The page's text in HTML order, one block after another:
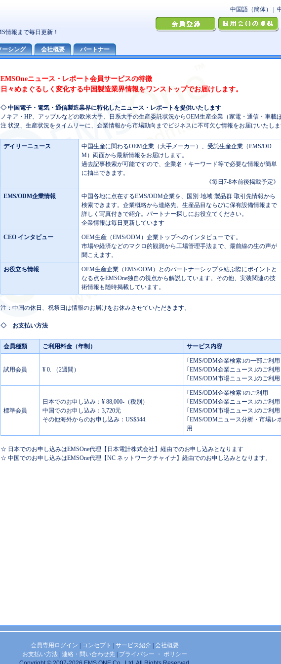
EMSOneニュース・レポート会員サービスの特徴
日々めまぐるしく変化する中国製造業界情報をワンストップでお届けします。
◇ 中国電子・電気・通信製造業界に特化したニュース・レポートを提供いたします
ノキア・HP、アップルなどの欧米大手、日系大手の生産委託状況からOEM生産企業（家電・通信・車載
注 状況、生産状況をタイムリーに、企業情報から市場動向までビジネスに不可欠な情報をお届けいたしま
デイリーニュース
中国生産に関わるOEM企業（大手メーカー）、受託生産企業（EMS/OD
M）両面から最新情報をお届けします。
過去記事検索が可能ですので、企業名・キーワード等で必要な情報が簡単
に抽出できます。
《毎日7-8本前後掲載予定》
EMS/ODM企業情報
中国各地に点在するEMS/ODM企業を、国別·地域·製品群·取引先情報から
検索できます。企業概略から連絡先、生産品目ならびに保有設備情報まで
詳しく写真付きで紹介。パートナー探しにお役立てください。
企業情報は毎日更新しています
CEO インタビュー
OEM生産（EMS/ODM）企業トップへのインタビューです。
市場や経済などのマクロ的観測から工場管理手法まで、最前線の生の声が
聞こえます。
お役立ち情報
OEM生産企業（EMS/ODM）とのパートナーシップを結ぶ際にポイントと
なる点をEMSOne独自の視点から解説しています。その他、実装関連の技
術情報も随時掲載しています。
注：中国の休日、祝祭日は情報のお届けをお休みさせていただきます。
◇ お支払い方法
会員種類 ご利用料金（年制） サービス内容
試用会員 ¥ 0. （2週間）
｢EMS/ODM企業検索｣の一部ご利用
｢EMS/ODM企業ニュース｣のご利用
｢EMS/ODM市場ニュース｣のご利用
標準会員
日本でのお申し込み：¥ 88,000-（税別）
中国でのお申し込み：3,720元
その他海外からのお申し込み：US$544.
｢EMS/ODM企業検索｣のご利用
｢EMS/ODM企業ニュース｣のご利用
｢EMS/ODM市場ニュース｣のご利用
｢EMS/ODMニュース分析・市場レ
用
☆ 日本でのお申し込みはEMSOne代理【日本電計株式会社】経由でのお申し込みとなります
☆ 中国でのお申し込みはEMSOne代理【NC ネットワークチャイナ】経由でのお申し込みとなります。